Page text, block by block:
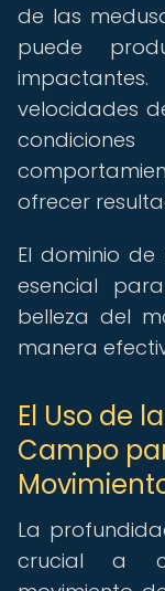
de las
puede
velocidades
ofrecer
El dominio
esencial
belleza del
manera
El Uso de
Campo
La
crucial a